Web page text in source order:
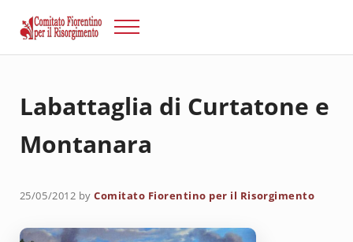
Risorgimento Firenze
Menu
Labattaglia di Curtatone e
Montanara
25/05/2012 byComitato Fiorentino per il Risorgimento